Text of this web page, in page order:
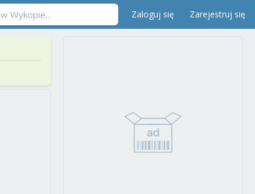
Zaloguj się Zarejestruj się